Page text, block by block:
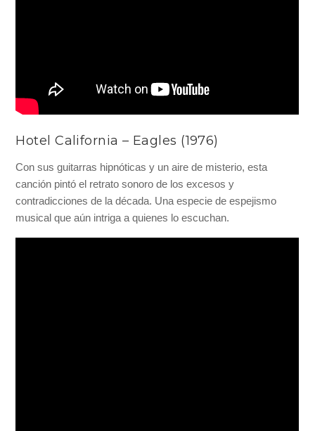
Hotel California – Eagles (1976)
Con sus guitarras hipnóticas y un aire de misterio, esta
canción pintó el retrato sonoro de los excesos y
contradicciones de la década. Una especie de espejismo
musical que aún intriga a quienes lo escuchan.